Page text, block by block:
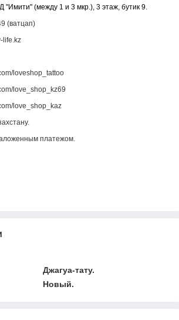
"Имити" (между 1 и 3 мкр.), 3 этаж, бутик 9.
(ватцап)
life.kz
loveshop_tattoo
love_shop_kz69
love_shop_kaz
платежом.
Джагуа-тату.
Новый.